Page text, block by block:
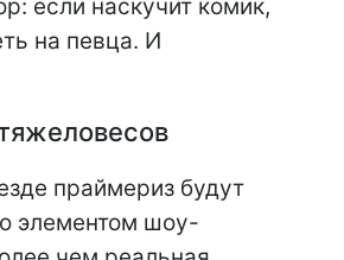
если наскучит комик,
на певца. И
праймериз будут
элементом шоу-